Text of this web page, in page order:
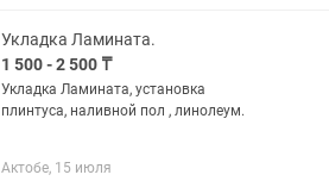
Укладка Ламината.
1 500 - 2 500 ₸
Укладка Ламината, установка
плинтуса, наливной пол , линолеум.
Актобе, 15 июля